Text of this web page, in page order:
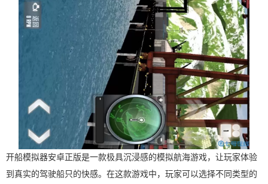
开船模拟器安卓正版是一款极具沉浸感的模拟航海游戏，让玩家体验
到真实的驾驶船只的快感。在这款游戏中，玩家可以选择不同类型的